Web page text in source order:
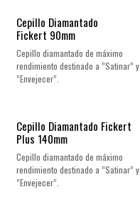
Cepillo Diamantado
Fickert 90mm
Cepillo diamantado de máximo
rendimiento destinado a ”Satinar” y
”Envejecer”.
Cepillo Diamantado Fickert
Plus 140mm
Cepillo diamantado de máximo
rendimiento destinado a ”Satinar” y
”Envejecer”.